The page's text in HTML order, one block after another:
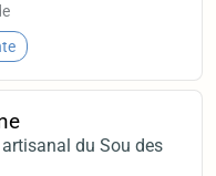
du Sou des